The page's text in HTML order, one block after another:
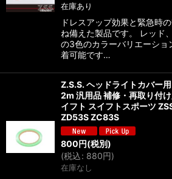
在庫あり
ドレスアップ効果と緊急時
ね備えた製品です。 レッド
の3色のカラーバリエーショ
着可能です…
Z.S.S. ヘッドライトカバー
2m 汎用品 補修・再取り付
イフト スイフトスポーツ
ZD53S ZC83S
800円(税別)
(税込: 880円)
在庫なし